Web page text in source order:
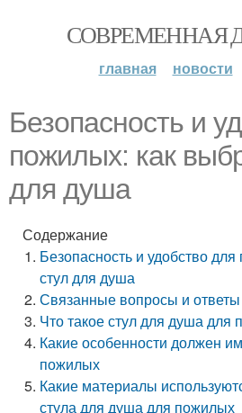
СОВРЕМЕННАЯ
главная новости
Безопасность и
пожилых: как
для душа
Содержание
Безопасность и удобство
стул для душа
Связанные вопросы и ответы
Что такое стул для душа для
Какие особенности должен
пожилых
Какие материалы
стула для душа для пожилых